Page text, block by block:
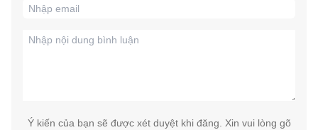
Ý kiến của bạn sẽ được xét duyệt khi đăng. Xin vui lòng gõ